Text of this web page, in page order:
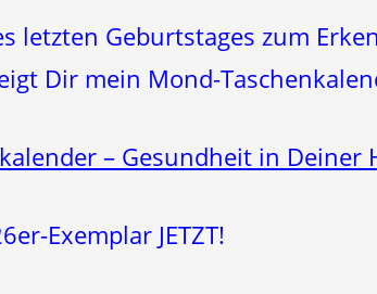
letzten Geburtstages zum
Dir mein Mond-
– Gesundheit in Deiner
Exemplar JETZT!